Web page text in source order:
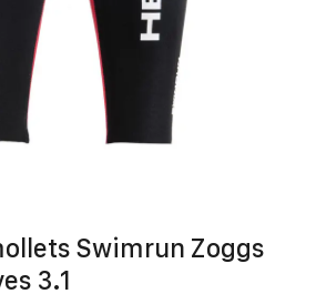
Swimrun Zoggs
3.1